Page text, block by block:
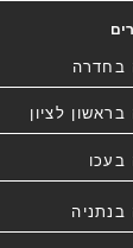
בחדרה
לציון
בעכו
בנתניה